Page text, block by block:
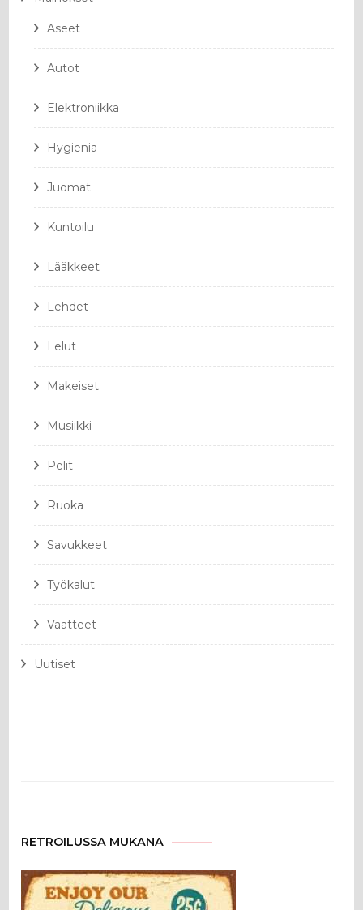
Aseet
Autot
Elektroniikka
Hygienia
Juomat
Kuntoilu
Lääkkeet
Lehdet
Lelut
Makeiset
Musiikki
Pelit
Ruoka
Savukkeet
Työkalut
Vaatteet
Uutiset
RETROILUSSA MUKANA